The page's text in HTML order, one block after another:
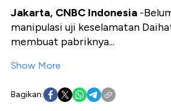
Jakarta, CNBC Indonesia -
manipulasi uji keselamatan
membuat pabriknya...
Show More
Bagikan: